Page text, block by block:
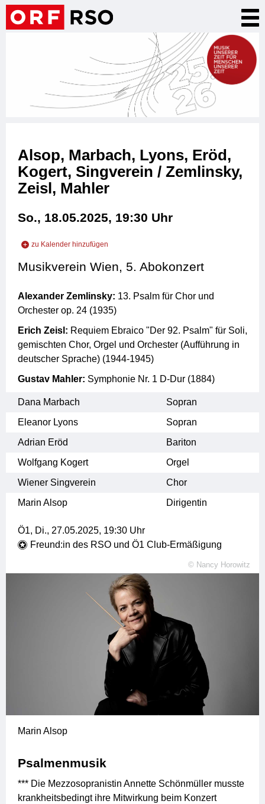
Direkt
zum
Alsop, Marbach, Lyons, Eröd,
Kogert, Singverein / Zemlinsky,
Zeisl, Mahler
So., 18.05.2025, 19:30 Uhr
zu Kalender hinzufügen
zu Outlook hinzufügen
Musikverein Wien, 5. Abokonzert
Alexander Zemlinsky: 13. Psalm für Chor und
Orchester op. 24 (1935)
Erich Zeisl: Requiem Ebraico "Der 92. Psalm" für Soli,
gemischten Chor, Orgel und Orchester (Aufführung in
deutscher Sprache) (1944-1945)
Gustav Mahler: Symphonie Nr. 1 D-Dur (1884)
Dana Marbach
Sopran
Eleanor Lyons
Sopran
Adrian Eröd
Bariton
Wolfgang Kogert
Orgel
Wiener Singverein
Chor
Marin Alsop
Dirigentin
Ö1, Di., 27.05.2025, 19:30 Uhr
Freund:in des RSO und Ö1 Club-Ermäßigung
© Nancy Horowitz
Marin Alsop
Psalmenmusik
*** Die Mezzosopranistin Annette Schönmüller musste
krankheitsbedingt ihre Mitwirkung beim Konzert